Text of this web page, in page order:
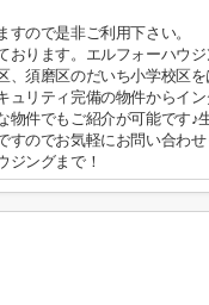
ので是非ご利用下さい。
おります。エルフォーハウ
、須磨区のだいち小学校区
ュリティ完備の物件からイ
物件でもご紹介が可能です♪
すのでお気軽にお問い合わ
ジングまで！